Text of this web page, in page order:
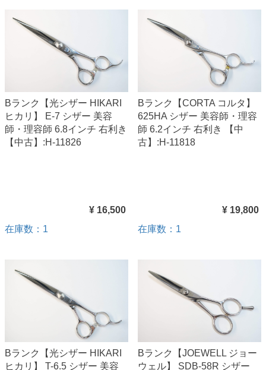
Bランク【光シザー HIKARI
ヒカリ】 E-7 シザー 美容
師・理容師 6.8インチ 右利き
【中古】:H-11826
¥ 16,500
在庫数：1
Bランク【CORTA コルタ】
625HA シザー 美容師・理容
師 6.2インチ 右利き 【中
古】:H-11818
¥ 19,800
在庫数：1
Bランク【光シザー HIKARI
ヒカリ】 T-6.5 シザー 美容
Bランク【JOEWELL ジョー
ウェル】 SDB-58R シザー